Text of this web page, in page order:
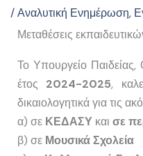
/Αναλυτική Ενημέρωση,
Μεταθέσεις
Το Υπουργείο Παιδείας,
έτος 2024-2025,
δικαιολογητικά για τις
α) σε ΚΕΔΑΣΥ και σε
β) σε Μουσικά Σχολεία